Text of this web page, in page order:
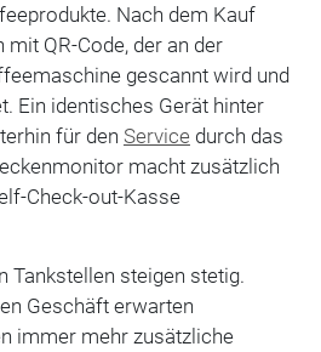
Nach dem Kauf
QR-Code, der an der
gescannt wird und
Ein identisches Gerät hinter
für den Service durch das
macht zusätzlich
Check-out-Kasse
Tankstellen steigen stetig.
Geschäft erwarten
immer mehr zusätzliche